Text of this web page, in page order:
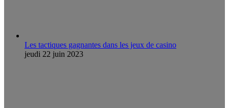
Les tactiques gagnantes dans les jeux de casino
jeudi 22 juin 2023